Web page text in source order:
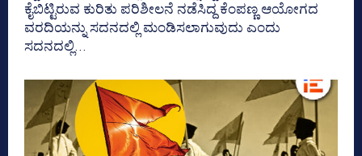
ಕೈಬಿಟ್ಟಿರುವ ಕುರಿತು ಪರಿಶೀಲನೆ ನಡೆಸಿದ್ದ ಕೆಂಪಣ್ಣ ಆಯೋಗದ
ವರದಿಯನ್ನು ಸದನದಲ್ಲಿ ಮಂಡಿಸಲಾಗುವುದು ಎಂದು
ಸದನದಲ್ಲಿ...